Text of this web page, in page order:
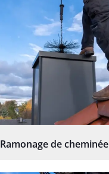
Ramonage de cheminée